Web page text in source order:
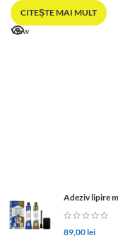
CITEȘTE MAI MULT
View
Adeziv lipire
89,00lei